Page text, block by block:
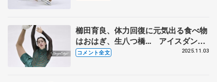
櫛田育良、体力回復に元気出る食べ物
はおはぎ、生八つ橋... アイスダンス
との二刀流、国際大会へ4週連続で試
コメント全文 2025.11.03